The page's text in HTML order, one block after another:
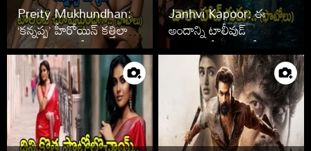
Preity Mukhundhan:
‘కన్నప్ప’ హీరోయిన్ కత్తిలా
ఉందిగా.. ఫొటోలు వైరల్
Janhvi Kapoor: ఈ
అందాన్ని టాలీవుడ్
ఆస్వాదించేది ఎప్పుడో..
ఫొటోలు వైరల్